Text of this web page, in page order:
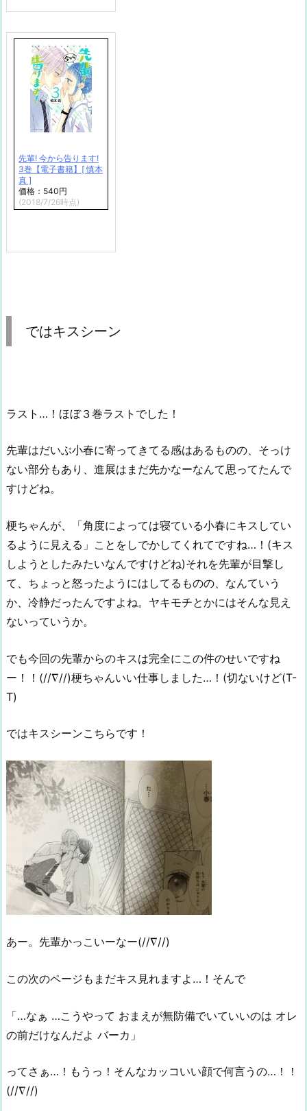
先輩! 今から告ります!
3巻【電子書籍】[ 慎本
真 ]
価格：540円
(2018/7/26時点)
ではキスシーン
ラスト…！ほぼ３巻ラストでした！
先輩はだいぶ小春に寄ってきてる感はあるものの、そっけ
ない部分もあり、進展はまだ先かなーなんて思ってたんで
すけどね。
梗ちゃんが、「角度によっては寝ている小春にキスしてい
るように見える」ことをしでかしてくれてですね…！(キス
しようとしたみたいなんですけどね)それを先輩が目撃し
て、ちょっと怒ったようにはしてるものの、なんていう
か、冷静だったんですよね。ヤキモチとかにはそんな見え
ないっていうか。
でも今回の先輩からのキスは完全にこの件のせいですね
ー！！(//∇//)梗ちゃんいい仕事しました…！(切ないけど(T-
T)
ではキスシーンこちらです！
あー。先輩かっこいーなー(//∇//)
この次のページもまだキス見れますよ…！そんで
「…なぁ …こうやって おまえが無防備でいていいのは オレ
の前だけなんだよ バーカ」
ってさぁ…！もうっ！そんなカッコいい顔で何言うの…！！
(//∇//)